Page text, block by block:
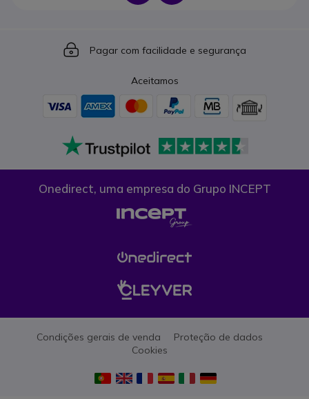
Icon
Pagar com facilidade e segurança
Aceitamos
Onedirect, uma empresa do Grupo INCEPT
Condições gerais de venda
Proteção de dados
Cookies